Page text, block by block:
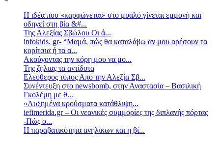
Η ιδέα που «καρφώνεται» στο μυαλό γίνεται εμμονή και
οδηγεί στη βία &#...
Της Αλεξίας Σβώλου Οι ά...
infokids. gr- “Μαμά, πώς θα καταλάβω αν μου αρέσουν τα
κορίτσια ή τα α...
Ακούγοντας την κόρη μου να μο...
Της ζήλιας τα αντίδοτα
Ελεύθερος τύπος Από την Αλεξία Σβ...
Συνέντευξη στο newsbomb, στην Αναστασία – Βασιλική
Γκολέμη με θ...
«Αυξημένα κρούσματα κατάθλιψη...
iefimerida.gr – Οι νεανικές συμμορίες της διπλανής πόρτας
-Πώς ο...
Η παραβατικότητα ανηλίκων και η βί...